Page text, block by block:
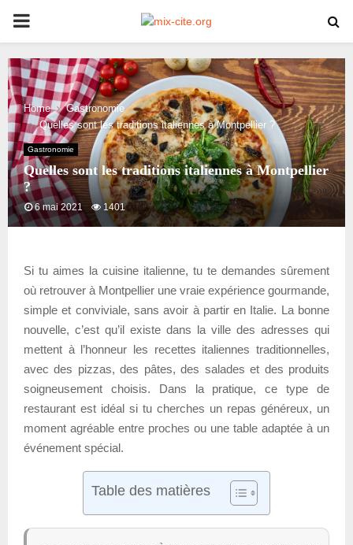
PRIMARY
MENU
Home
Gastronomie
Quelles sont les traditions italiennes à Montpellier ?
Gastronomie
Quelles sont les traditions italiennes à Montpellier
?
6 mai 2021 1401
Si tu aimes la cuisine italienne, tu te demandes sûrement
où retrouver à Montpellier une vraie expérience gourmande,
simple et conviviale, sans avoir à partir en Italie. La bonne
nouvelle, c’est qu’il existe dans la ville des adresses qui
mettent à l’honneur les recettes italiennes traditionnelles,
avec des pizzas, des pâtes, des salades et des produits
soigneusement choisis. Dans la pratique, ce type de
restaurant est idéal si tu cherches un repas généreux, un
moment agréable entre proches ou une table adaptée à un
événement spécial.
Table des matières